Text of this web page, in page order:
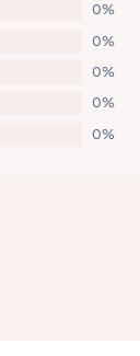
0%
0%
0%
0%
0%